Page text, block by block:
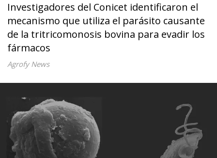
Investigadores del Conicet identificaron el
mecanismo que utiliza el parásito causante
de la tritricomonosis bovina para evadir los
fármacos
Agrofy News